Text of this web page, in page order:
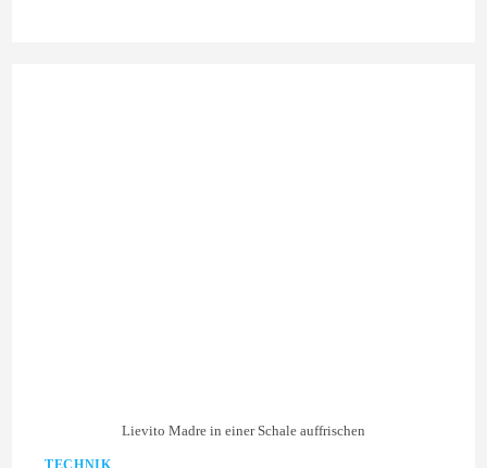
Lievito Madre in einer Schale auffrischen
TECHNIK